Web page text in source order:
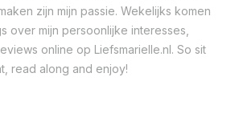
zijn mijn passie. Wekelijks komen
over mijn persoonlijke interesses,
online op Liefsmarielle.nl. So sit
read along and enjoy!